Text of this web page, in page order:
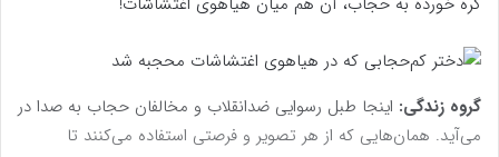
گروه زندگی: اینجا طبل رسوایی ضدانقلاب و مخالفان حجاب به صدا در
می‌آید. همان‌هایی که از هر تصویر و فرصتی استفاده می‌کنند تا